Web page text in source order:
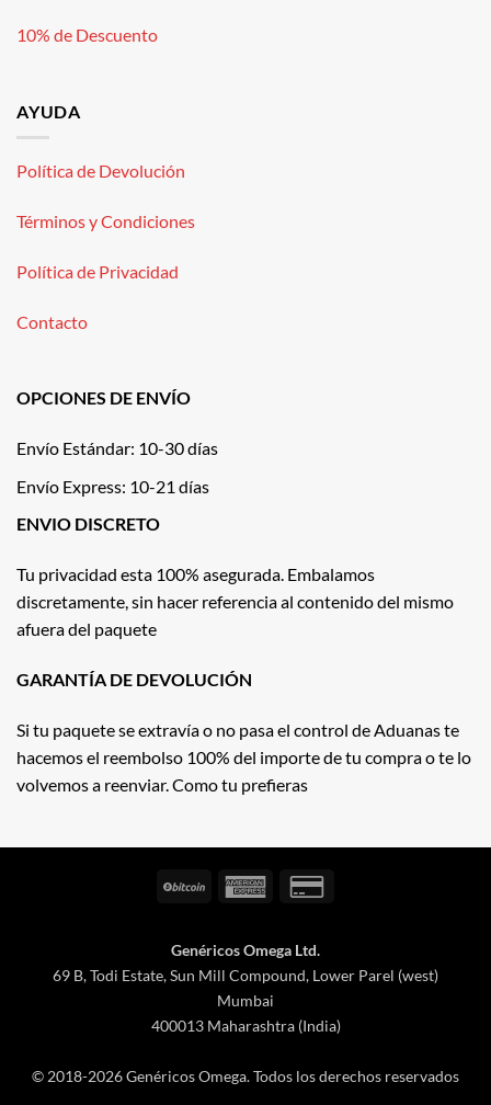
10% de Descuento
AYUDA
Política de Devolución
Términos y Condiciones
Política de Privacidad
Contacto
OPCIONES DE ENVÍO
Envío Estándar: 10-30 días
Envío Express: 10-21 días
ENVIO DISCRETO
Tu privacidad esta 100% asegurada. Embalamos
discretamente, sin hacer referencia al contenido del mismo
afuera del paquete
GARANTÍA DE DEVOLUCIÓN
Si tu paquete se extravía o no pasa el control de Aduanas te
hacemos el reembolso 100% del importe de tu compra o te lo
volvemos a reenviar. Como tu prefieras
BitCoin
American
Genéricos Omega Ltd.
69 B, Todi Estate, Sun Mill Compound, Lower Parel (west)
Mumbai
400013 Maharashtra (India)
© 2018-2026 Genéricos Omega. Todos los derechos reservados